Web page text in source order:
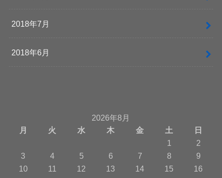
2018年7月
2018年6月
2026年8月
月
火 水 木 金 土
日
1
2
3
4 5 6 7 8
9
10
11 12 13 14 15
16